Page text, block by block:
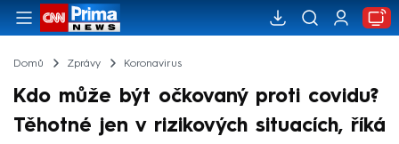
Domů Zprávy Koronavirus
Kdo může být očkovaný proti covidu?
Těhotné jen v rizikových situacích, říká